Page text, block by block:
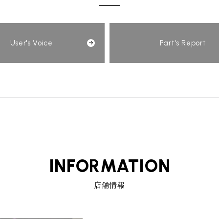
User's Voice Part's Report
INFORMATION
店舗情報